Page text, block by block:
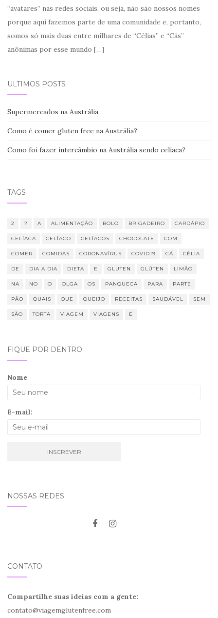
“avatares” nas redes sociais, ou seja, não são nossos nomes
porque aqui fazemos parte de uma comunidade e, portanto,
somos só mais duas entre milhares de “Célias” e “Cás”
anônimas por esse mundo […]
ÚLTIMOS POSTS
Supermercados na Austrália
Como é comer gluten free na Austrália?
Como foi fazer intercâmbio na Austrália sendo celíaca?
TAGS
2 ? A ALIMENTAÇÃO BOLO BRIGADEIRO CARDÁPIO
CELÍACA CELÍACO CELÍACOS CHOCOLATE COM
COMER COMIDAS CORONAVÍRUS COVID19 CÁ CÉLIA
DE DIA A DIA DIETA E GLUTEN GLÚTEN LIMÃO
NA NO O OLGA OS PANQUECA PARA PARTE
PÃO QUAIS QUE QUEIJO RECEITAS SAUDÁVEL SEM
SÃO TORTA VIAGEM VIAGENS É
FIQUE POR DENTRO
Nome
E-mail:
NOSSAS REDES
CONTATO
Compartilhe suas ideias com a gente:
contato@viagemglutenfree.com